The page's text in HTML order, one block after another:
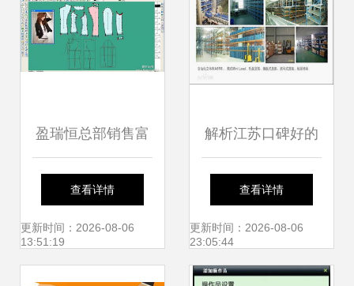
盈瑞恒总部销售富
怡服装工艺软件 深
圳与普宁市场的双
查看详情
更新时间：2026-08-06
13:51:19
解析江苏口碑好的
智能仓库 规格齐
全，潜拓软件开发
助力高效运营
查看详情
更新时间：2026-08-06
23:05:44